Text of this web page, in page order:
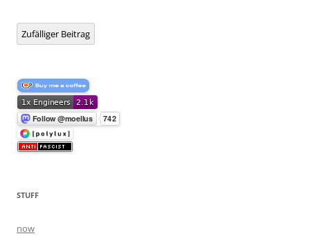
Zufälliger Beitrag
STUFF
now